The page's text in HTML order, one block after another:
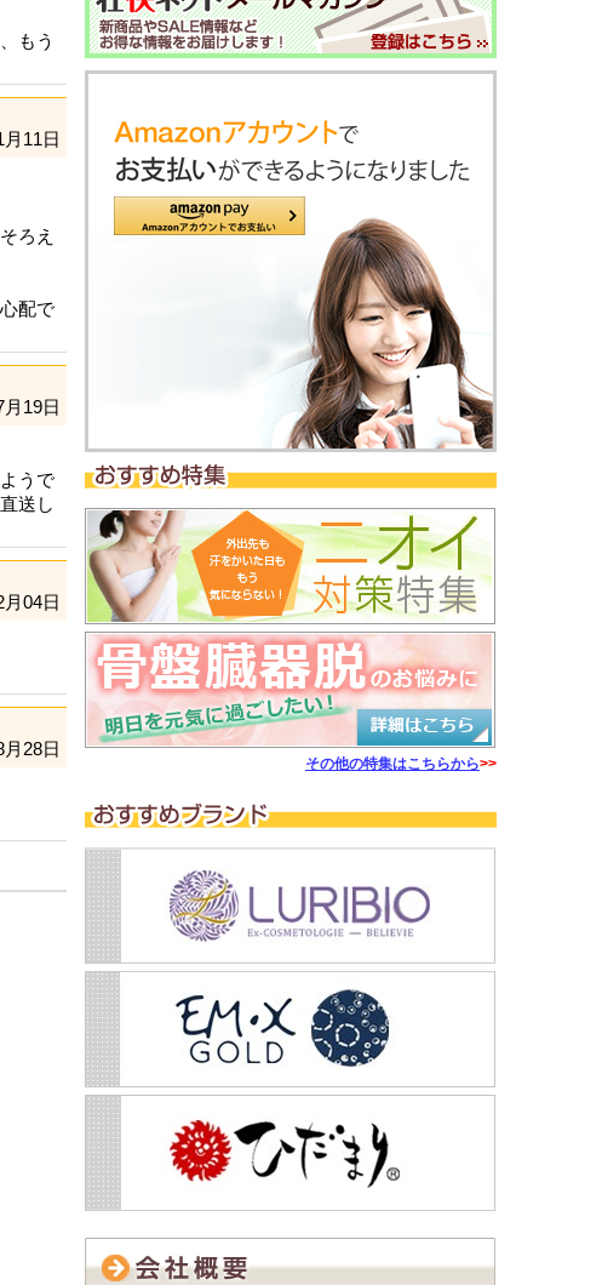
もう
11日
ろえ
配で
19日
うで
送し
04日
28日
その他の特集はこちらから>>